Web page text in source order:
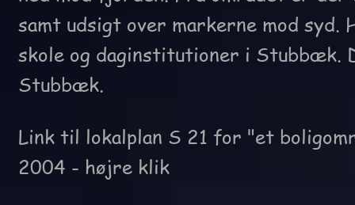
samt udsigt over markerne mod
skole og daginstitutioner i
Stubbæk.
Link til lokalplan S 21 for "et
2004 - højre klik